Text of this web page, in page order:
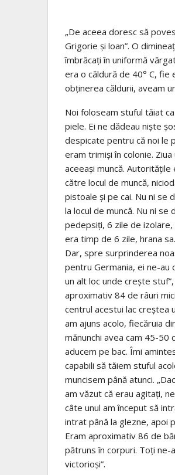
„De aceea doresc să
Grigorie şi loan”. O
îmbrăcaţi în uniformă
era o căldură de 40° C, fie
obţinerea căldurii, aveam
Noi foloseam stuful tăiat
piele. Ei ne dădeau nişte
despicate pentru că noi le
eram trimişi în colonie.
aceeaşi muncă.
către locul de muncă,
pistoale şi pe cai. Nu ni se
la locul de muncă. Nu ni
pedepsiţi, 6 zile de izolare,
era timp de 6 zile, hrana
Dar, spre surprinderea
pentru Germania, ei ne-au
un alt loc unde creşte
aproximativ 84 de râuri
centrul acestui lac creştea
am ajuns acolo, fiecăruia
mănunchi avea cam 45-50
aducem pe bac. Îmi
capabili să tăiem stuful
muncisem până atunci.
am văzut că erau agitaţi,
câte unul am început să
intrat până la glezne, apoi
Eram aproximativ 86 de
pătruns în corpuri. Toţi ne-
victorioşi”.